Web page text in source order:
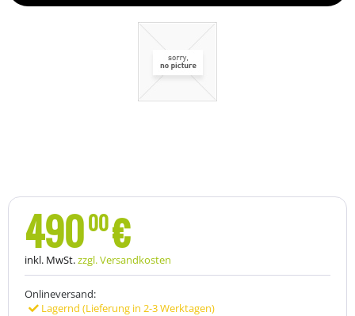
49000€
inkl. MwSt.zzgl. Versandkosten
Onlineversand:
Lagernd (Lieferung in 2-3 Werktagen)